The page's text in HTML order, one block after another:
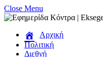
Close Menu
Αρχική
Πολιτική
Διεθνή